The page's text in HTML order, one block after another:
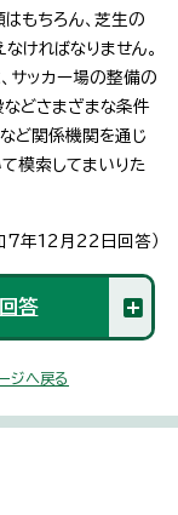
もちろん、芝生の
ければなりません。
サッカー場の整備の
などさまざまな条件
ど関係機関を通じ
模索してまいりた
7年12月22日回答）
答
ジへ戻る